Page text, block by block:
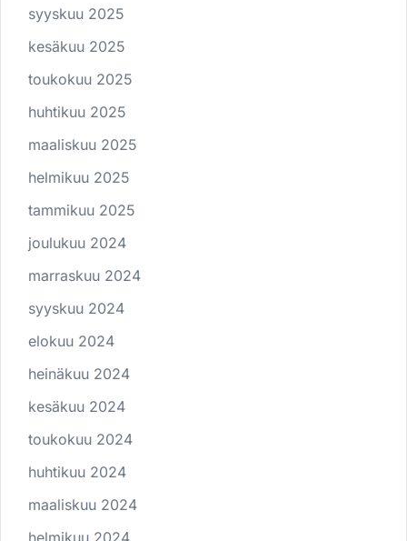
syyskuu 2025
kesäkuu 2025
toukokuu 2025
huhtikuu 2025
maaliskuu 2025
helmikuu 2025
tammikuu 2025
joulukuu 2024
marraskuu 2024
syyskuu 2024
elokuu 2024
heinäkuu 2024
kesäkuu 2024
toukokuu 2024
huhtikuu 2024
maaliskuu 2024